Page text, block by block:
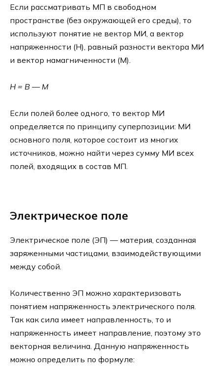
Если рассматривать МП в свободном
пространстве (без окружающей его среды), то
используют понятие не вектор МИ, а вектор
напряженности (Н), равный разности вектора МИ
и вектор намагниченности (М).
Н = В — М
Если полей более одного, то вектор МИ
определяется по принципу суперпозиции: МИ
основного поля, которое состоит из многих
источников, можно найти через сумму МИ всех
полей, входящих в состав МП.
Электрическое поле
Электрическое поле (ЭП) — материя, созданная
заряженными частицами, взаимодействующими
между собой.
Количественно ЭП можно характеризовать
понятием напряженность электрического поля.
Так как сила имеет направленность, то и
напряженность имеет направление, поэтому это
векторная величина. Данную напряженность
можно определить по формуле: